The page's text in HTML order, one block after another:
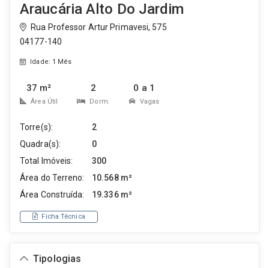
Araucária Alto Do Jardim
Rua Professor Artur Primavesi, 575
04177-140
Idade: 1 Mês
37 m²
Área Útil
2
Dorm.
0 a 1
Vagas
Torre(s):
2
Quadra(s):
0
Total Imóveis:
300
Área do Terreno:
10.568 m²
Área Construída:
19.336 m²
Ficha Técnica
Tipologias